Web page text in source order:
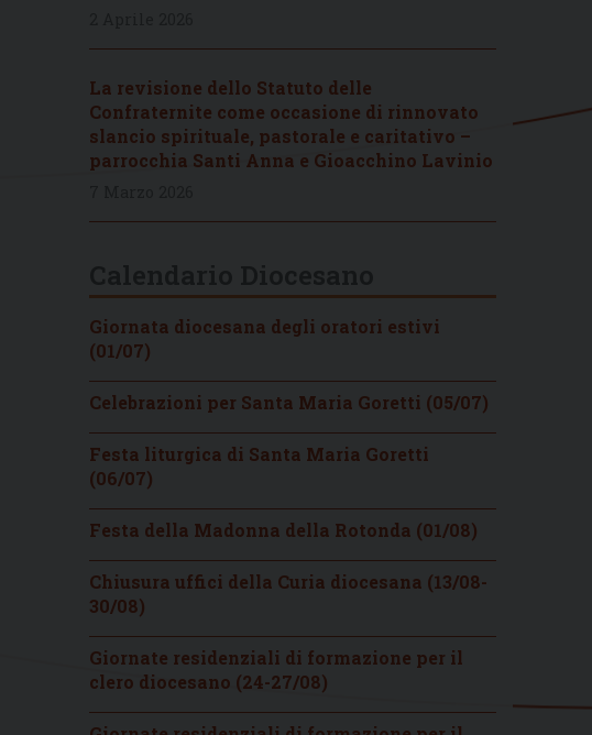
La revisione dello Statuto delle
Confraternite come occasione di rinnovato
slancio spirituale, pastorale e caritativo –
parrocchia Santi Anna e Gioacchino Lavinio
Giornata diocesana degli oratori estivi
(01/07)
Celebrazioni per Santa Maria Goretti (05/07)
Festa liturgica di Santa Maria Goretti
(06/07)
Festa della Madonna della Rotonda (01/08)
Chiusura uffici della Curia diocesana (13/08-
30/08)
Giornate residenziali di formazione per il
clero diocesano (24-27/08)